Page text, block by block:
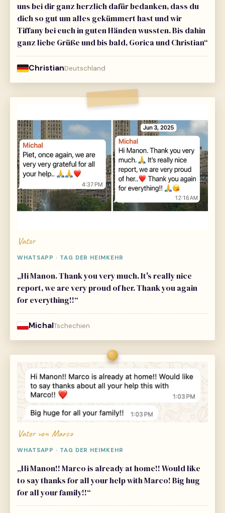
uns bei dir ganz herzlich dafür bedanken, dass du
dich so gut um alles gekümmert hast und wir
Tiffany bei euch in guten Händen wussten. Bis dahin
ganz liebe Grüße und bis bald, Gorica und Christian“
ChristianDeutschland
Vater
WHATSAPP · TAG DER HEIMKEHR
„Hi Manon. Thank you very much. It's really nice
report, we are very proud of her. Thank you again
for everything!!“
MichalTschechien
Vater von Marco
WHATSAPP · TAG DER HEIMKEHR
„Hi Manon!! Marco is already at home!! Would like
to say thanks for all your help with Marco! Big hug
for all your family!!“